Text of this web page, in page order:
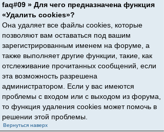
faq#09 » Для чего предназначена функция
«Удалить cookies»?
Она удаляет все файлы cookies, которые
позволяют вам оставаться под вашим
зарегистрированным именем на форуме, а
также выполняет другие функции, такие, как
отслеживание прочитанных сообщений, если
эта возможность разрешена
администратором. Если у вас имеются
проблемы с входом или с выходом из форума,
то функция удаления cookies может помочь в
решении этой проблемы.
Вернуться наверх